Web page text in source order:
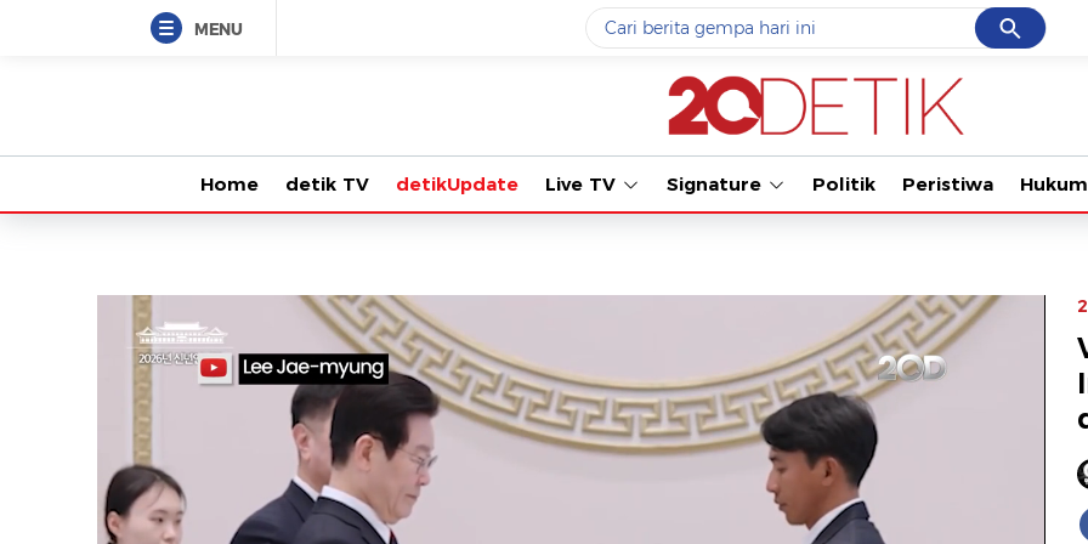
MENU Cancel
Yang sedang ramai dicari
data live draw sgp
#3prabowo
#5gempa hari ini
Terakhir yang dicari
Tonton
Home detik TV detikUpdate Live TV Signature Politik Peristiwa Hukum